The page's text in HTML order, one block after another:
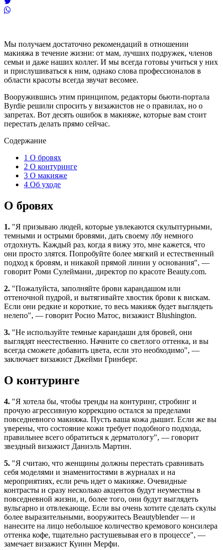
Мы получаем достаточно рекомендаций в отношении
макияжа в течение жизни: от мам, лучших подружек, членов
семьи и даже наших коллег. И мы всегда готовы учиться у них
и прислушиваться к ним, однако слова профессионалов в
области красоты всегда звучат весомее.
Вооружившись этим принципом, редакторы бьюти-портала
Byrdie решили спросить у визажистов не о правилах, но о
запретах. Вот десять ошибок в макияже, которые вам стоит
перестать делать прямо сейчас.
Содержание
1 О бровях
2 О контуринге
3 О макияже
4 Об уходе
О бровях
1. "Я призываю людей, которые увлекаются скульптурными,
темными и острыми бровями, дать своему лбу немного
отдохнуть. Каждый раз, когда я вижу это, мне кажется, что
они просто злятся. Попробуйте более мягкий и естественный
подход к бровям, и никакой прямой линии у основания", —
говорит Роми Сулеймани, директор по красоте Beauty.com.
2. "Пожалуйста, заполняйте брови карандашом или
оттеночной пудрой, и вытягивайте хвостик брови к вискам.
Если они редкие и короткие, то весь макияж будет выглядеть
нелепо", — говорит Росио Матос, визажист Blushington.
3. "Не используйте темные карандаши для бровей, они
выглядят неестественно. Начните со светлого оттенка, и вы
всегда сможете добавить цвета, если это необходимо", —
заключает визажист Джейми Гринберг.
О контуринге
4. "Я хотела бы, чтобы тренды на контуринг, стробинг и
прочую агрессивную коррекцию остался за пределами
повседневного макияжа. Пусть ваша кожа дышит. Если же вы
уверены, что состояние кожи требует подобного подхода,
правильнее всего обратиться к дерматологу", — говорит
звездный визажист Даниэль Мартин.
5. "Я считаю, что женщины должны перестать сравнивать
себя моделями и знаменитостями в журналах и на
мероприятиях, если речь идет о макияже. Очевидные
контрасты и сразу несколько акцентов будут неуместны в
повседневной жизни, и, более того, они будут выглядеть
вульгарно и отвлекающе. Если вы очень хотите сделать скулы
более выразительными, вооружитесь Beautyblender — и
нанесите на лицо небольшое количество кремового консилера
оттенка кофе, тщательно растушевывая его в процессе", —
замечает визажист Куинн Мерфи.